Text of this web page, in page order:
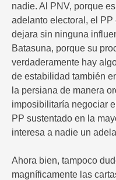
nadie. Al PNV, porque
adelanto electoral, el
dejara sin ninguna
Batasuna, porque su
verdaderamente hay
de estabilidad también
la persiana de manera
imposibilitaría negociar
PP sustentado en la
interesa a nadie un
Ahora bien, tampoco
magníficamente las